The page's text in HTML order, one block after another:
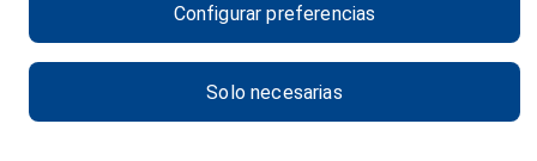
Configurar preferencias
Solo necesarias